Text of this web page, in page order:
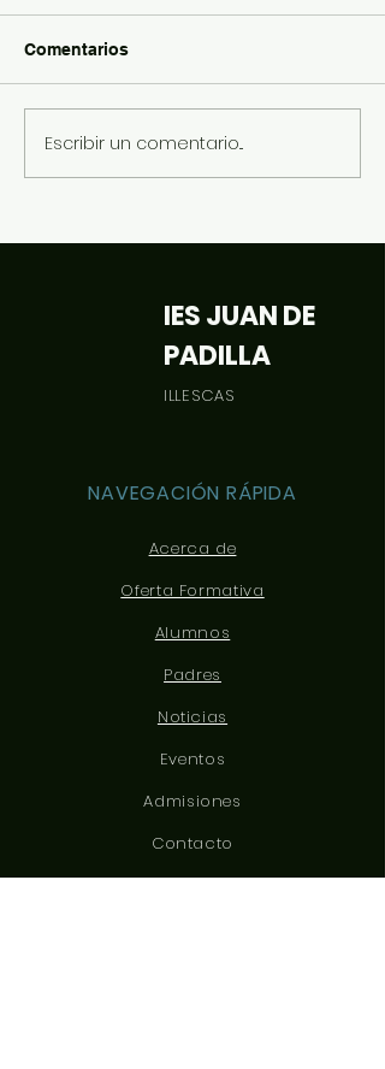
Halloween 2022
Comentarios
Escribir un comentario...
IES JUAN DE
PADILLA
ILLESCAS
NAVEGACIÓN RÁPIDA
Acerca de
Oferta Formativa
Alumnos
Padres
Noticias
Eventos
Admisiones
Contacto